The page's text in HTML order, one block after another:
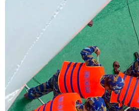
TIN LIÊN QUAN